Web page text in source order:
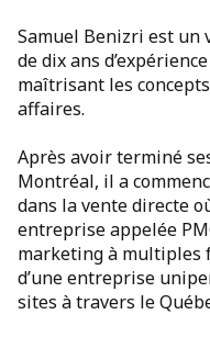
Samuel Benizri est un
de dix ans
maîtrisant les
affaires.
Après avoir terminé
Montréal, il a
dans la vente directe
entreprise appelée
marketing à multiples
d’une entreprise
sites à travers le